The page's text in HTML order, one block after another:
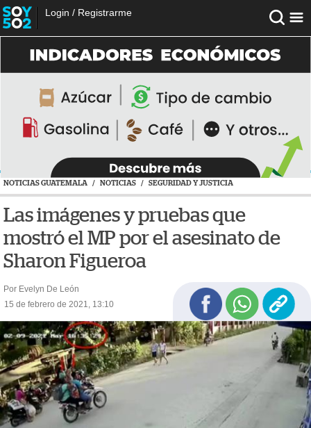
Login / Registrarme
NOTICIAS GUATEMALA / NOTICIAS / SEGURIDAD Y JUSTICIA
Las imágenes y pruebas que
mostró el MP por el asesinato de
Sharon Figueroa
Por Evelyn De León
15 de febrero de 2021, 13:10